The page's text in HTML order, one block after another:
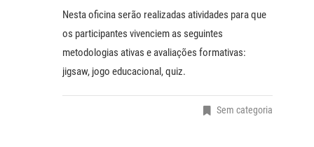
Nesta oficina serão realizadas atividades para que
os participantes vivenciem as seguintes
metodologias ativas e avaliações formativas:
jigsaw, jogo educacional, quiz.
Sem categoria